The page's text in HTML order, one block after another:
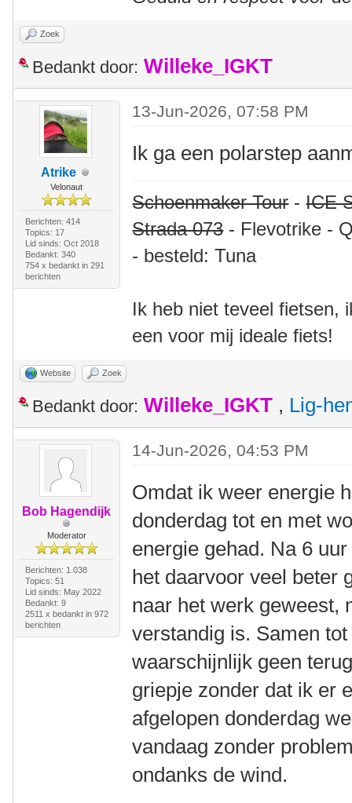
Zoek
Bedankt door: Willeke_IGKT
Atrike
Velonaut
Berichten: 414
Topics: 17
Lid sinds: Oct 2018
Bedankt: 340
754 x bedankt in 291
berichten
13-Jun-2026, 07:58 PM
Ik ga een polarstep
Schoenmaker Tour-ICE
Strada 073- Flevotrike -
- besteld: Tuna
Ik heb niet teveel fietsen,
een voor mij ideale fiets!
Website Zoek
Bedankt door: Willeke_IGKT , Lig-
Bob Hagendijk
Moderator
Berichten: 1.038
Topics: 51
Lid sinds: May 2022
Bedankt: 9
2511 x bedankt in 972
berichten
14-Jun-2026, 04:53 PM
Omdat ik weer energie
donderdag tot en met
energie gehad. Na 6
het daarvoor veel beter
naar het werk geweest,
verstandig is. Samen
waarschijnlijk geen
griepje zonder dat ik er
afgelopen donderdag
vandaag zonder
ondanks de wind.